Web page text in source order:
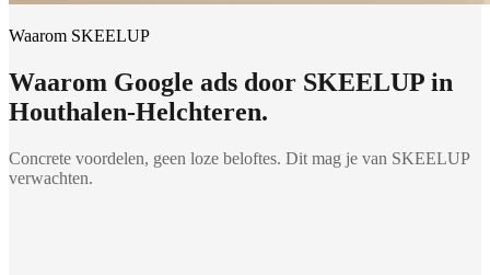
Waarom SKEELUP
Waarom Google ads door SKEELUP in
Houthalen-Helchteren.
Concrete voordelen, geen loze beloftes. Dit mag je van SKEELUP
verwachten.